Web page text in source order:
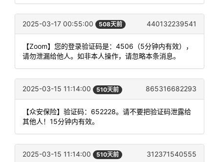
2025-03-17 00:55:00 508天前 440132239541
【Zoom】您的登录验证码是：4506（5分钟内有效），
请勿泄漏给他人。如非本人操作，请忽略本条消息。
2025-03-15 11:14:00 510天前 865316682293
【众安保险】验证码：652228。请不要把验证码泄露给
其他人！15分钟内有效。
2025-03-15 11:14:00 510天前 312371540555